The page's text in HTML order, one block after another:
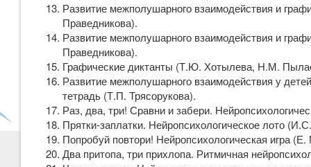
Развитие межполушарного взаимодействия и
Праведникова).
Развитие межполушарного взаимодействия и
Праведникова).
Графические диктанты (Т.Ю. Хотылева, Н.М.
Развитие межполушарного взаимодействия у
тетрадь (Т.П. Трясорукова).
Раз, два, три! Сравни и забери.
Прятки-заплатки. Нейропсихологическое лото
Попробуй повтори! Нейропсихологическая игра
Два притопа, три прихлопа. Ритмичная